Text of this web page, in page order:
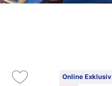
Online Exklusiv